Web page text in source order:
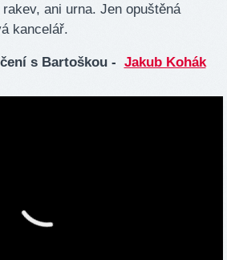
ani urna. Jen opuštěná
kancelář.
s Bartoškou - Jakub Kohák